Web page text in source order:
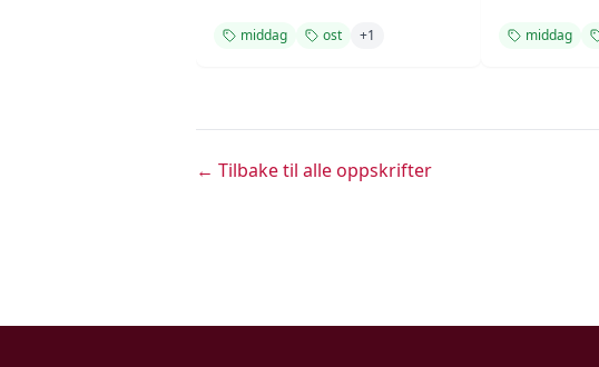
middag ost +1 middag
← Tilbake til alle oppskrifter